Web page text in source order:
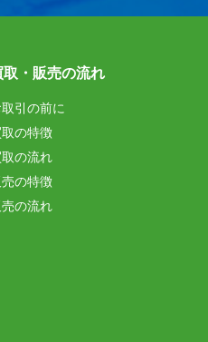
取・販売の流れ
取引の前に
取の特徴
取の流れ
の特徴
の流れ